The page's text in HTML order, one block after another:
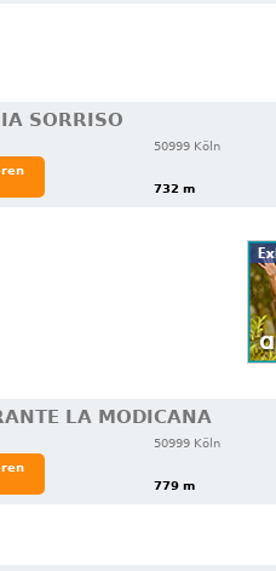
SORRISO
50999 Köln
732 m
LA MODICANA
50999 Köln
779 m